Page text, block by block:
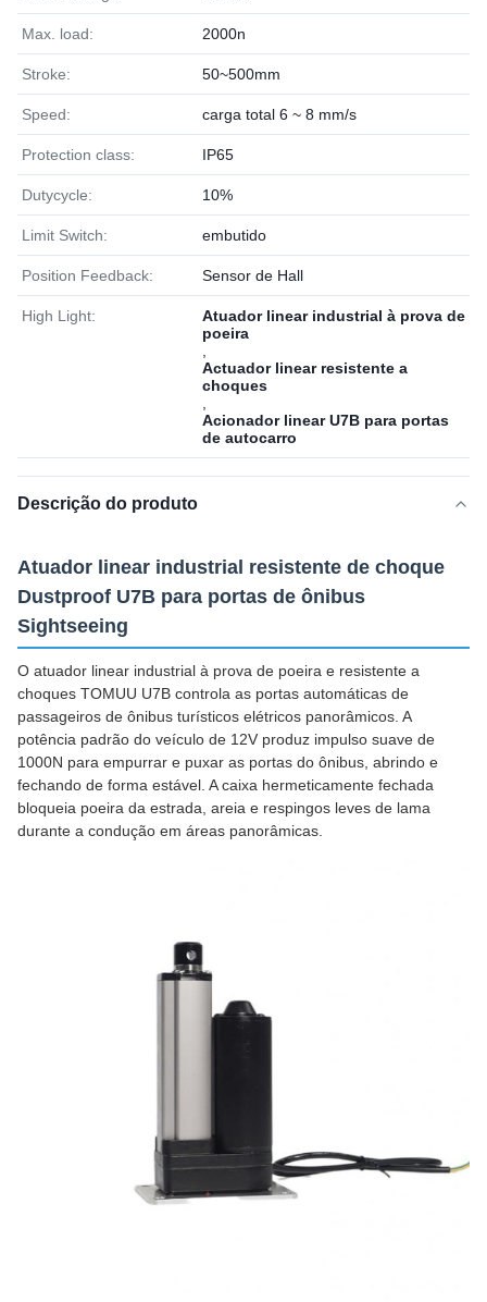
Max. load: 2000n
Stroke: 50~500mm
Speed: carga total 6 ~ 8 mm/s
Protection class: IP65
Dutycycle: 10%
Limit Switch: embutido
Position Feedback: Sensor de Hall
High Light:
Atuador linear industrial à prova de
poeira
Actuador linear resistente a
choques
Acionador linear U7B para portas
de autocarro
Descrição do produto
Atuador linear industrial resistente de choque
Dustproof U7B para portas de ônibus
Sightseeing
O atuador linear industrial à prova de poeira e resistente a
choques TOMUU U7B controla as portas automáticas de
passageiros de ônibus turísticos elétricos panorâmicos. A
potência padrão do veículo de 12V produz impulso suave de
1000N para empurrar e puxar as portas do ônibus, abrindo e
fechando de forma estável. A caixa hermeticamente fechada
bloqueia poeira da estrada, areia e respingos leves de lama
durante a condução em áreas panorâmicas.